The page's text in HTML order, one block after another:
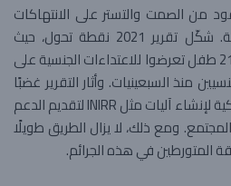
من الصمت والتستر على الانتهاكات
الجنسية في الكنيسة الفرنسية. شكّل تقرير 2021 نقطة تحول، حيث
كشف عن وجود حوالي 216,000 طفل تعرضوا للاعتداءات الجنسية على
منذ السبعينيات. وأثار التقرير غضبًا
شعبيًا ودفع السلطات الكاثوليكية لإنشاء آليات مثل INIRR لتقديم الدعم
ومع ذلك، لا يزال الطريق طويلًا
المتورطين في هذه الجرائم.